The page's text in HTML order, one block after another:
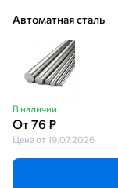
Автоматная сталь
В наличии
От 76 ₽
Цена от 19.07.2026